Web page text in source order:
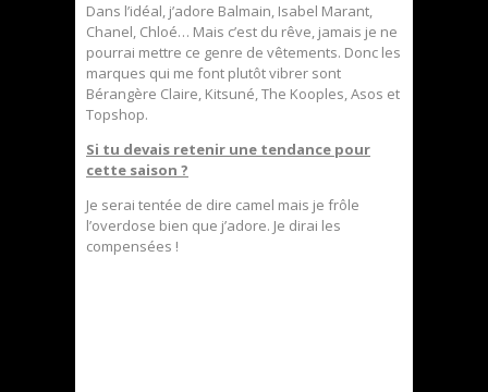
Dans l’idéal, j’adore Balmain, Isabel Marant,
Chanel, Chloé… Mais c’est du rêve, jamais je ne
pourrai mettre ce genre de vêtements. Donc les
marques qui me font plutôt vibrer sont
Bérangère Claire, Kitsuné, The Kooples, Asos et
Topshop.
Si tu devais retenir une tendance pour
cette saison ?
Je serai tentée de dire camel mais je frôle
l’overdose bien que j’adore. Je dirai les
compensées !